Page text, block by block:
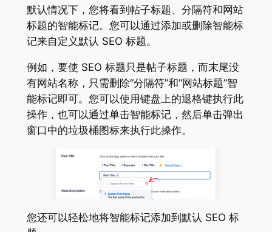
默认情况下，您将看到帖子标题、分隔符和网站
标题的智能标记。您可以通过添加或删除智能标
记来自定义默认 SEO 标题。
例如，要使 SEO 标题只是帖子标题，而末尾没
有网站名称，只需删除“分隔符”和“网站标题”智
能标记即可。您可以使用键盘上的退格键执行此
操作，也可以通过单击智能标记，然后单击弹出
窗口中的垃圾桶图标来执行此操作。
您还可以轻松地将智能标记添加到默认 SEO 标